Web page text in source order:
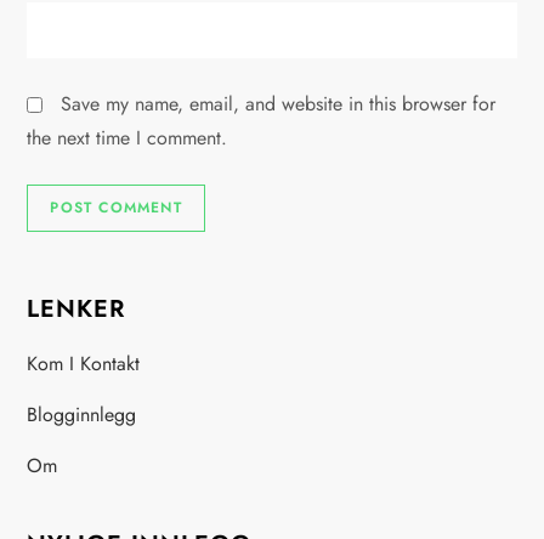
Save my name, email, and website in this browser for
the next time I comment.
LENKER
Kom I Kontakt
Blogginnlegg
Om